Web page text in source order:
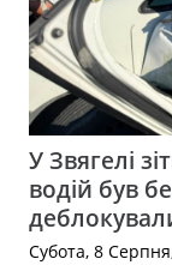
У Звягелі
водій був
Субота, 8